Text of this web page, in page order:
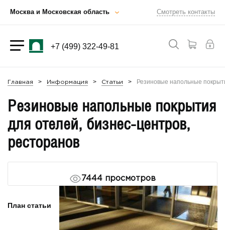
Москва и Московская область Смотреть контакты
+7 (499) 322-49-81
Главная Информация Статьи Резиновые напольные
Резиновые напольные покрытия
для отелей, бизнес-центров,
ресторанов
План статьи
7444 просмотров